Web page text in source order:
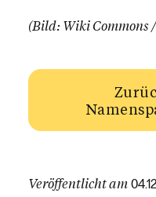
(Bild: Wiki Commons
Veröffentlicht am